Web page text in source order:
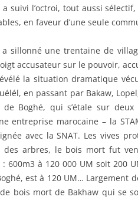
suivi l’octroi, tout aussi
en faveur d’une seule
a sillonné une trentaine de
accusateur sur le pouvoir,
la situation dramatique
en passant par Bakaw,
de Boghé, qui s’étale sur
entreprise marocaine – la
avec la SNAT. Les vives
des arbres, le bois mort fut
: 600m3 à 120 000 UM soit 200
est à 120 UM… Largement
bois mort de Bakhaw qui se